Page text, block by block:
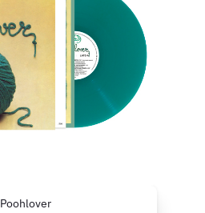
Poohlover